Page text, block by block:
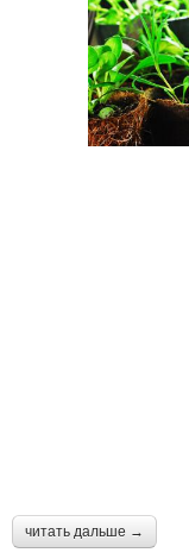
читать дальше →